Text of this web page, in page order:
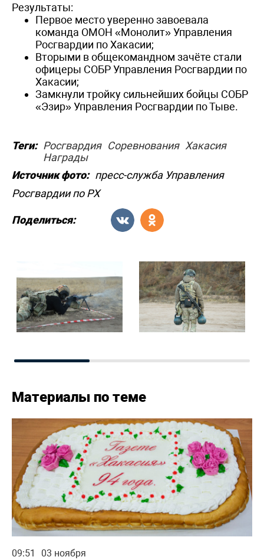
Результаты:
Первое место уверенно завоевала
команда ОМОН «Монолит» Управления
Росгвардии по Хакасии;
Вторыми в общекомандном зачёте стали
офицеры СОБР Управления Росгвардии по
Хакасии;
Замкнули тройку сильнейших бойцы СОБР
«Эзир» Управления Росгвардии по Тыве.
Теги: Росгвардия Соревнования Хакасия
Награды
Источник фото: пресс-служба Управления
Росгвардии по РХ
Поделиться:
Материалы по теме
09:51 03 ноября